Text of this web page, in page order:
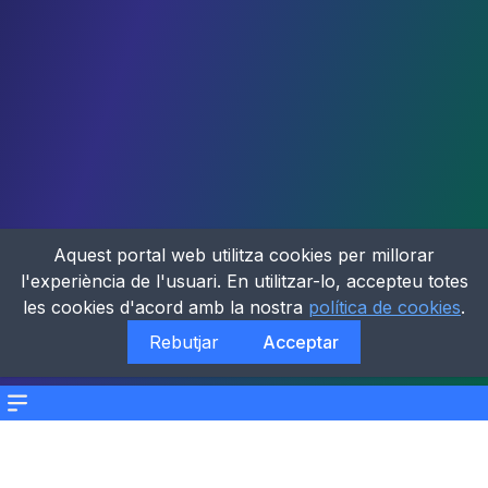
Menu
Aquest portal web utilitza cookies per millorar
l'experiència de l'usuari. En utilitzar-lo, accepteu totes
les cookies d'acord amb la nostra política de cookies.
Rebutjar
Acceptar